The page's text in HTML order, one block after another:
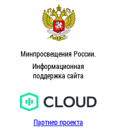
Минпросвещения России.
Информационная
поддержка сайта
Партнер проекта